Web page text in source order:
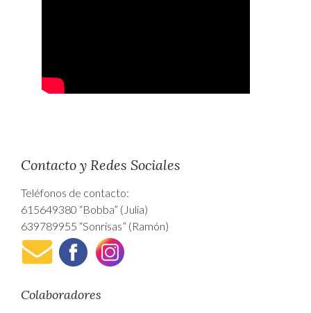
Contacto y Redes Sociales
Teléfonos de contacto:
615649380 “Bobba” (Julia)
639789955 “Sonrisas” (Ramón)
Colaboradores